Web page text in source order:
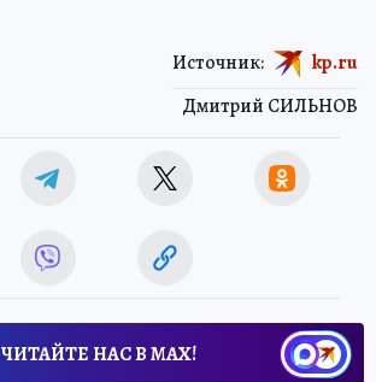
Дмитрий СИЛЬНОВ
Источник: kp.ru
ЧИТАЙТЕ НАС В МАХ!